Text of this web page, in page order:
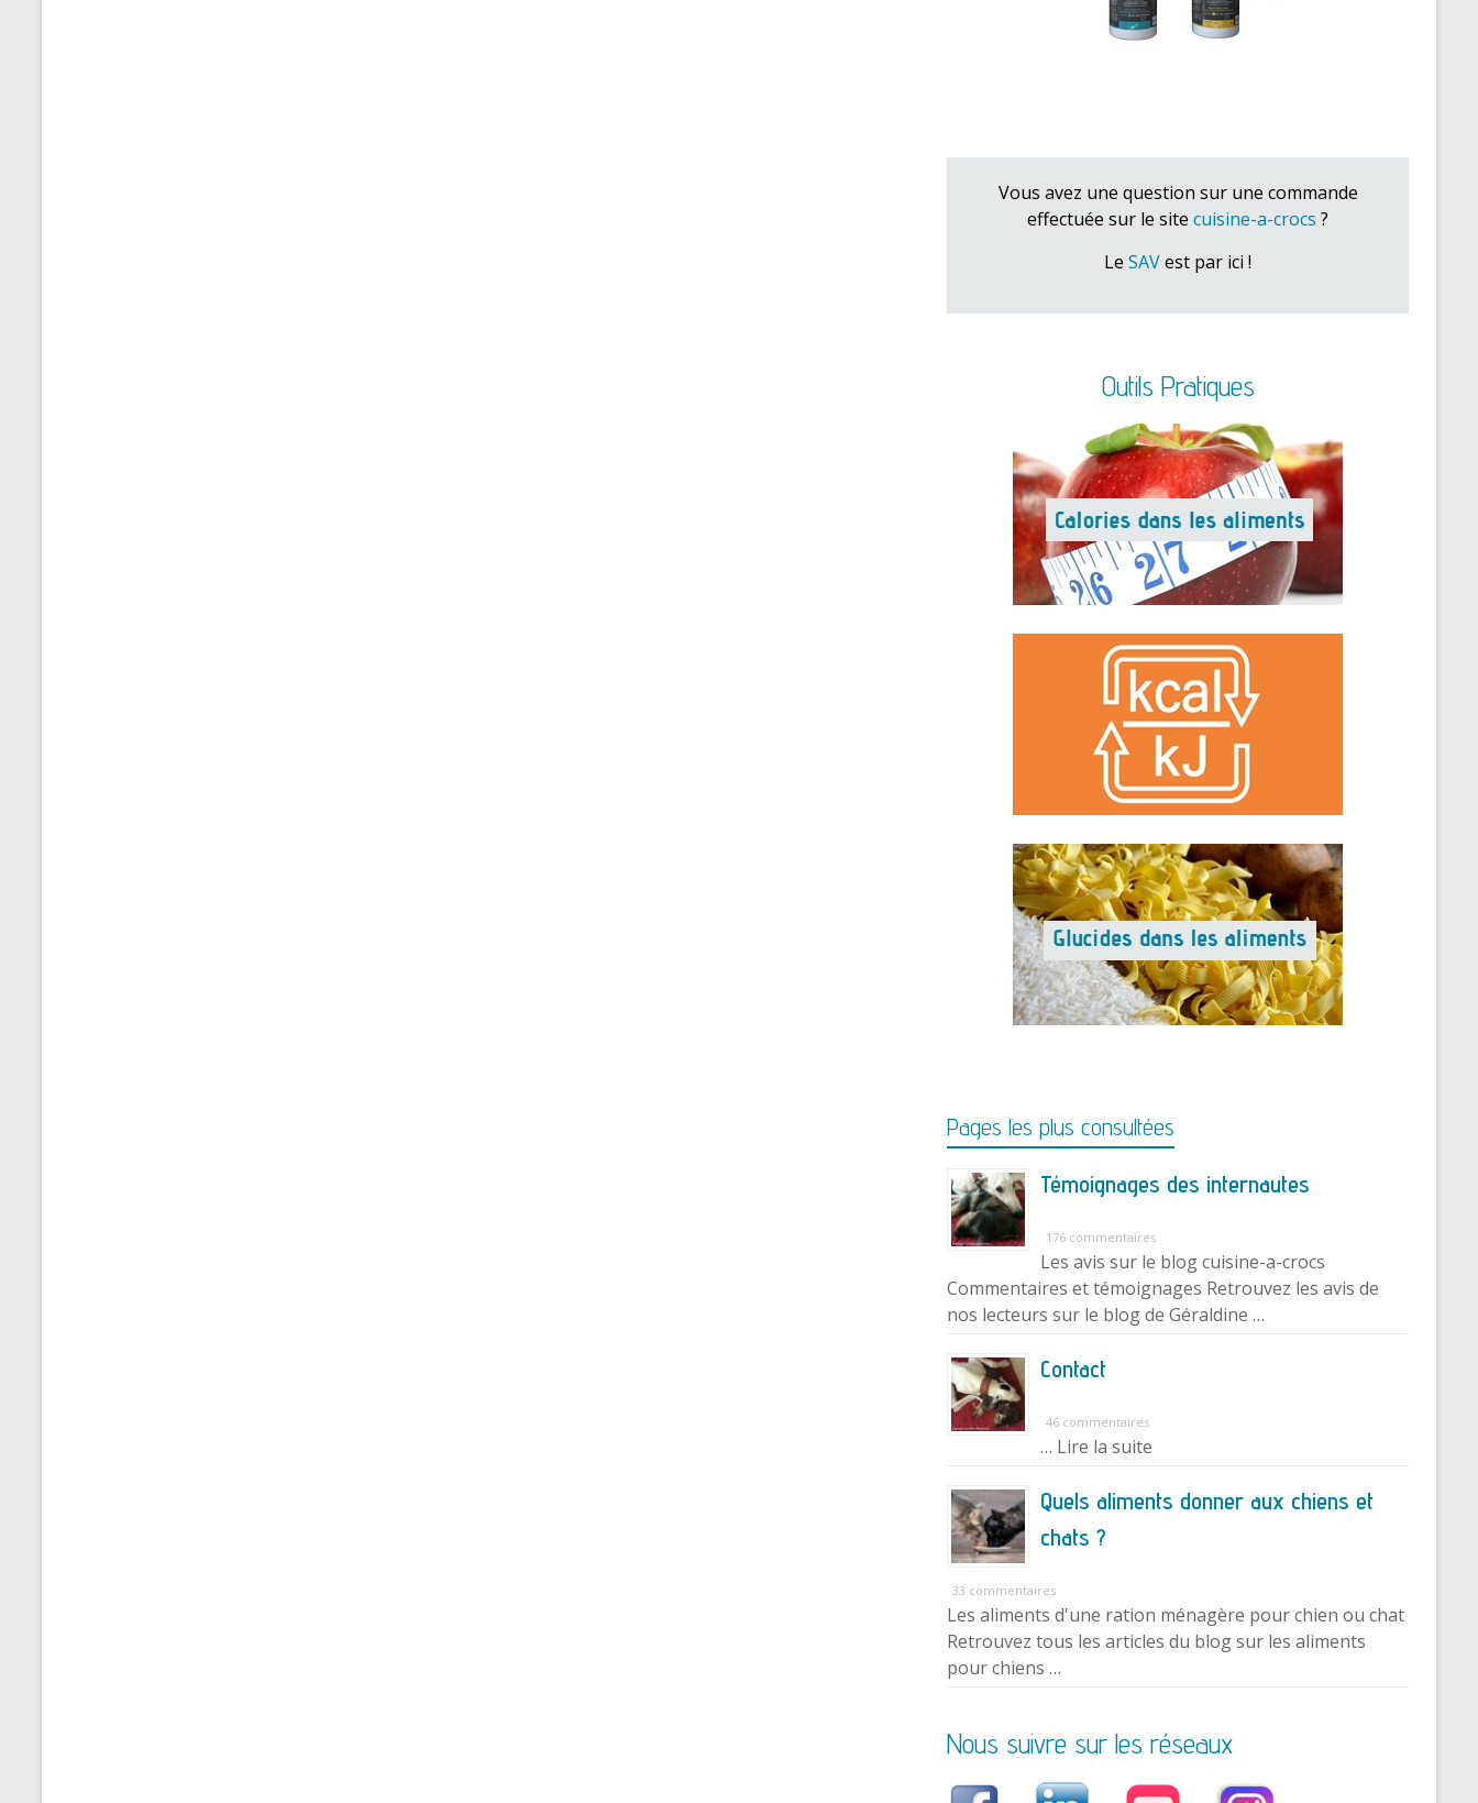
Vous avez une question sur une commande
effectuée sur le site cuisine-a-crocs ?
Le SAVest par ici !
Outils Pratiques
Pages les plus consultées
Témoignages des internautes
176 commentaires
Les avis sur le blog cuisine-a-crocs
Commentaires et témoignages Retrouvez les avis de
nos lecteurs sur le blog de Géraldine …
Contact
46 commentaires
… Lire la suite
Quels aliments donner aux chiens et
chats ?
33 commentaires
Les aliments d'une ration ménagère pour chien ou chat
Retrouvez tous les articles du blog sur les aliments
pour chiens …
Nous suivre sur les réseaux